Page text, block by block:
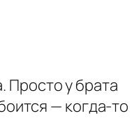
Просто у брата
— когда-то